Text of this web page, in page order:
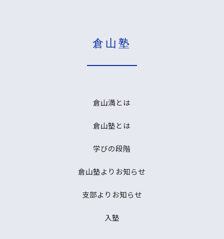
倉山塾
倉山満とは
倉山塾とは
学びの段階
倉山塾よりお知らせ
支部よりお知らせ
入塾